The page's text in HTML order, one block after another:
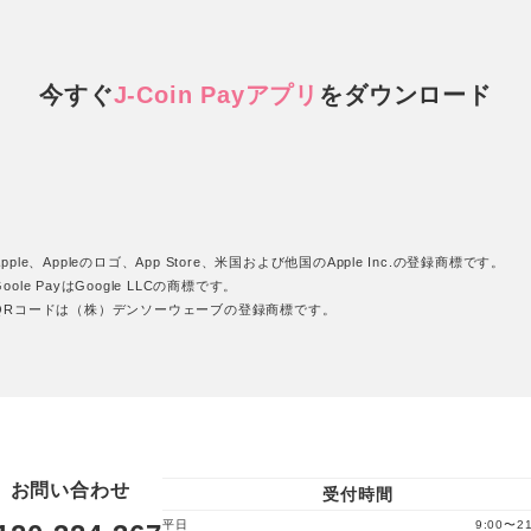
今すぐJ-Coin Payアプリ をダウンロード
、Appleのロゴ、App Store、米国および他国のApple Inc.の登録商標です。
PayはGoogle LLCの商標です。
コードは（株）デンソーウェーブの登録商標です。
お問い合わせ 受付時間
平日
9:00〜